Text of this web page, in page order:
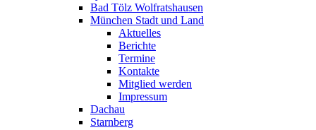
Bad Tölz Wolfratshausen
München Stadt und Land
Aktuelles
Berichte
Termine
Kontakte
Mitglied werden
Impressum
Dachau
Starnberg